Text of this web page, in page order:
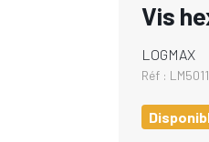
Vis
LOGMAX
Réf :